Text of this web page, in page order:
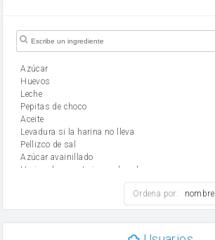
Azúcar
huevos
leche
Pepitas de choco
aceite
Levadura si la harina no lleva
Pellizco de sal
Azúcar avainillado
Harina de reposteria con levadura
mantequilla
Ordena por: nombre